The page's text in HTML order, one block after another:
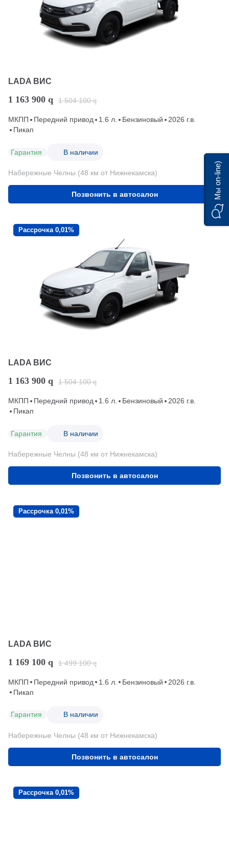
LADA ВИС
1 163 900 q 1 504 100 q
МКПП Передний привод 1.6 л. Бензиновый
2026 г.в.
Пикап
Гарантия В наличии
Набережные Челны (48 км от Нижнекамска)
Позвонить в автосалон
Рассрочка 0,01%
LADA ВИС
1 163 900 q 1 504 100 q
МКПП Передний привод 1.6 л. Бензиновый
2026 г.в.
Пикап
Гарантия В наличии
Набережные Челны (48 км от Нижнекамска)
Позвонить в автосалон
Рассрочка 0,01%
LADA ВИС
1 169 100 q 1 499 100 q
МКПП Передний привод 1.6 л. Бензиновый
2026 г.в.
Пикап
Гарантия В наличии
Набережные Челны (48 км от Нижнекамска)
Позвонить в автосалон
Рассрочка 0,01%
Мы on-line)